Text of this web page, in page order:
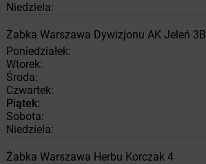
Niedziela:
Żabka Warszawa Dywizjonu AK Jeleń 3B
Poniedziałek:
Wtorek:
Środa:
Czwartek:
Piątek:
Sobota:
Niedziela:
Żabka Warszawa Herbu Korczak 4